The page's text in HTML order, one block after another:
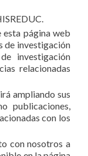
esta página web
de investigación
investigación
relacionadas
ampliando sus
publicaciones,
con los
con nosotros a